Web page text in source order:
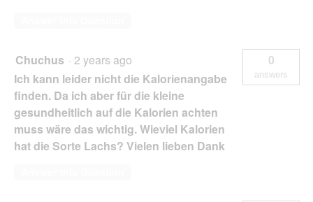
Chuchus · 2 years ago
Ich kann leider nicht die Kalorienangabe
finden. Da ich aber für die kleine
gesundheitlich auf die Kalorien achten
muss wäre das wichtig. Wieviel Kalorien
hat die Sorte Lachs? Vielen lieben Dank
0
answers